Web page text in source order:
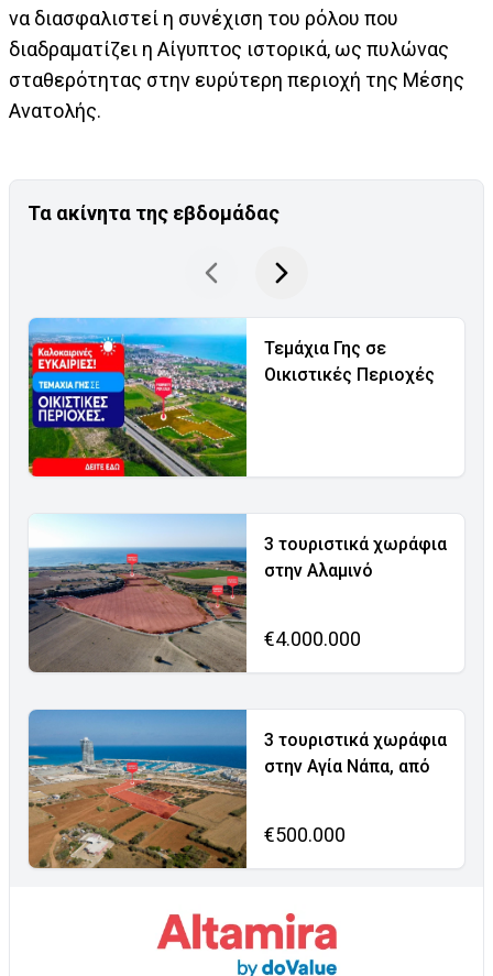
να διασφαλιστεί η συνέχιση του ρόλου που
διαδραματίζει η Αίγυπτος ιστορικά, ως πυλώνας
σταθερότητας στην ευρύτερη περιοχή της Μέσης
Ανατολής.
Τα ακίνητα της εβδομάδας
Τεμάχια Γης σε
Οικιστικές Περιοχές
3 τουριστικά χωράφια
στην Αλαμινό
€4.000.000
3 τουριστικά χωράφια
στην Αγία Νάπα, από
€500.000